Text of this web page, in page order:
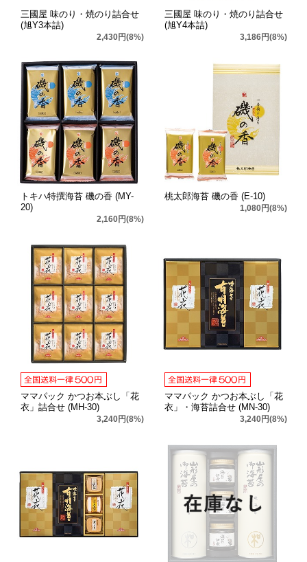
三國屋 味のり・焼のり詰合せ
(旭Y3本詰)
2,430円(8%)
三國屋 味のり・焼のり詰合せ
(旭Y4本詰)
3,186円(8%)
トキハ特撰海苔 磯の香 (MY-
20)
2,160円(8%)
桃太郎海苔 磯の香 (E-10)
1,080円(8%)
ママパック かつお本ぶし「花
衣」詰合せ (MH-30)
3,240円(8%)
ママパック かつお本ぶし「花
衣」・海苔詰合せ (MN-30)
3,240円(8%)